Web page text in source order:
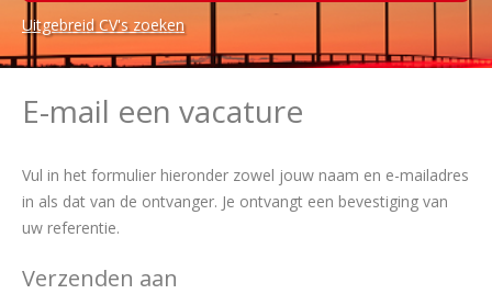
Uitgebreid CV's zoeken
E-mail een vacature
Vul in het formulier hieronder zowel jouw naam en e-mailadres
in als dat van de ontvanger. Je ontvangt een bevestiging van
uw referentie.
Verzenden aan